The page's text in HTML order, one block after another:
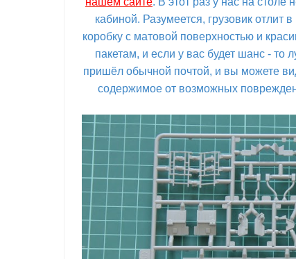
кабиной. Разумеется, грузовик
коробку с матовой поверхностью и
пакетам, и если у вас будет шанс - то
пришёл обычной почтой, и вы можете
содержимое от возможных